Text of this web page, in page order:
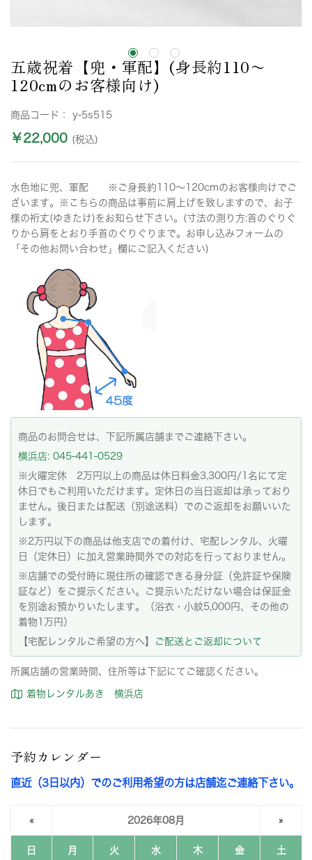
五歳祝着【兜・軍配】(身長約110〜
120cmのお客様向け)
商品コード： y-5s515
￥22,000 (税込)
水色地に兜、軍配 ※ご身長約110〜120cmのお客様向けでご
ざいます。※こちらの商品は事前に肩上げを致しますので、お子
様の裄丈(ゆきたけ)をお知らせ下さい。(寸法の測り方:首のぐりぐ
りから肩をとおり手首のぐりぐりまで。お申し込みフォームの
「その他お問い合わせ」欄にご記入ください)
商品のお問合せは、下記所属店舗までご連絡下さい。
横浜店: 045-441-0529
※火曜定休 2万円以上の商品は休日料金3,300円/1名にて定
休日でもご利用いただけます。定休日の当日返却は承っており
ません。後日または配送（別途送料）でのご返却をお願いいた
します。
※2万円以下の商品は他支店での着付け、宅配レンタル、火曜
日（定休日）に加え営業時間外での対応を行っておりません。
※店舗での受付時に現住所の確認できる身分証（免許証や保険
証など）をご提示ください。ご提示いただけない場合は保証金
を別途お預かりいたします。（浴衣・小紋5,000円、その他の
着物1万円）
【宅配レンタルご希望の方へ】
ご配送とご返却について
所属店舗の営業時間、住所等は下記にてご確認ください。
着物レンタルあき 横浜店
予約カレンダー
直近（3日以内）でのご利用希望の方は店舗迄ご連絡下さい。
« 2026年08月 »
日 月 火 水 木 金 土